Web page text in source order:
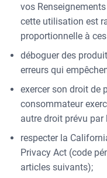
vos
cette utilisation est
proportionnelle à
déboguer des
erreurs qui
exercer son droit de
consommateur
autre droit prévu par
respecter la
Privacy Act (code
articles suivants);